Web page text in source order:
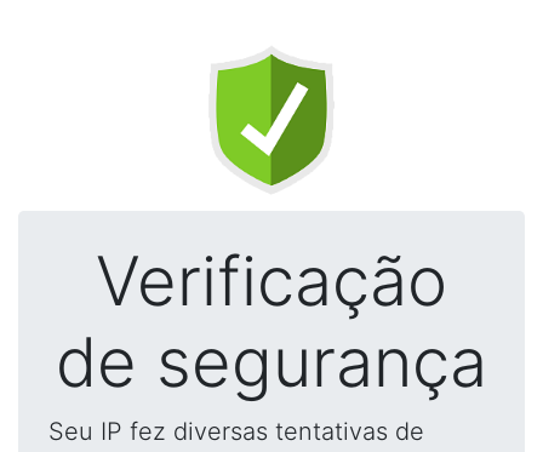
Verificação
de segurança
Seu IP fez diversas tentativas de